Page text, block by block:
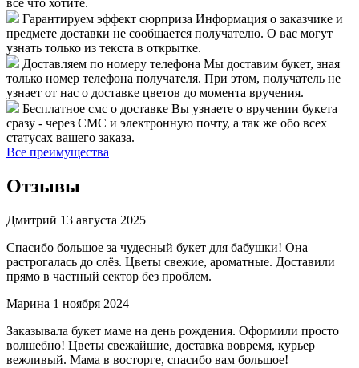
все что хотите.
Гарантируем эффект сюрприза Информация о заказчике и
предмете доставки не сообщается получателю. О вас могут
узнать только из текста в открытке.
Доставляем по номеру телефона Мы доставим букет, зная
только номер телефона получателя. При этом, получатель не
узнает от нас о доставке цветов до момента вручения.
Бесплатное смс о доставке Вы узнаете о вручении букета
сразу - через СМС и электронную почту, а так же обо всех
статусах вашего заказа.
Все преимущества
Отзывы
Дмитрий 13 августа 2025
Спасибо большое за чудесный букет для бабушки! Она
растрогалась до слёз. Цветы свежие, ароматные. Доставили
прямо в частный сектор без проблем.
Марина 1 ноября 2024
Заказывала букет маме на день рождения. Оформили просто
волшебно! Цветы свежайшие, доставка вовремя, курьер
вежливый. Мама в восторге, спасибо вам большое!